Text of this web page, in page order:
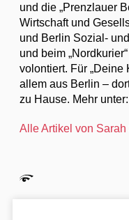
und die „Prenzlauer
Wirtschaft und
und Berlin Sozial-
und beim
volontiert. Für „Deine
allem aus Berlin –
zu Hause. Mehr unter:
Alle Artikel von